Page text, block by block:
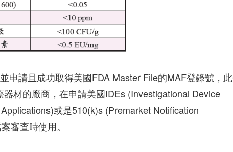
申請且成功取得美國FDA Master File的MAF登錄號，
材的廠商，在申請美國IDEs (Investigational Device
或是510(k)s (Premarket Notification
審查時使用。